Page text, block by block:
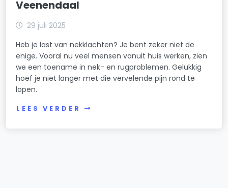
Veenendaal
29 juli 2025
Heb je last van nekklachten? Je bent zeker niet de
enige. Vooral nu veel mensen vanuit huis werken, zien
we een toename in nek- en rugproblemen. Gelukkig
hoef je niet langer met die vervelende pijn rond te
lopen.
LEES VERDER